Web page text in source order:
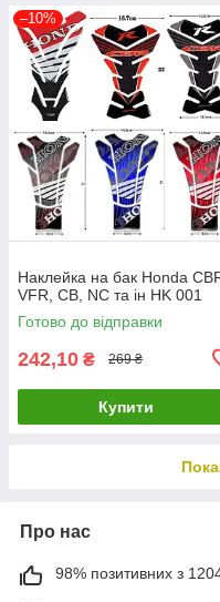
–10%
Наклейка на бак Honda
VFR, CB, NC та ін HK 001
Готово до відправки
242,10 ₴ 269 ₴
Купити
Про нас
98% позитивних з 1204